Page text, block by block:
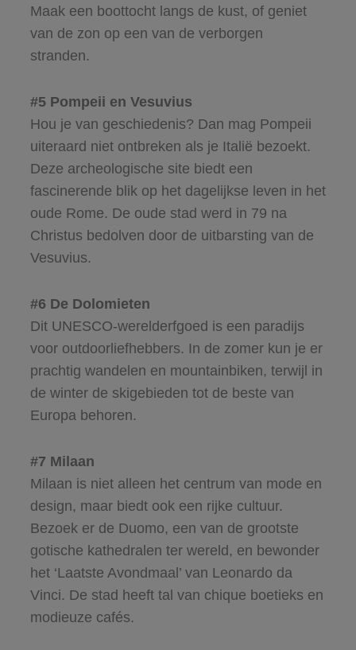
Maak een boottocht langs de kust, of geniet
van de zon op een van de verborgen
stranden.
#5 Pompeii en Vesuvius
Hou je van geschiedenis? Dan mag Pompeii
uiteraard niet ontbreken als je Italië bezoekt.
Deze archeologische site biedt een
fascinerende blik op het dagelijkse leven in het
oude Rome. De oude stad werd in 79 na
Christus bedolven door de uitbarsting van de
Vesuvius.
#6 De Dolomieten
Dit UNESCO-werelderfgoed is een paradijs
voor outdoorliefhebbers. In de zomer kun je er
prachtig wandelen en mountainbiken, terwijl in
de winter de skigebieden tot de beste van
Europa behoren.
#7 Milaan
Milaan is niet alleen het centrum van mode en
design, maar biedt ook een rijke cultuur.
Bezoek er de Duomo, een van de grootste
gotische kathedralen ter wereld, en bewonder
het ‘Laatste Avondmaal’ van Leonardo da
Vinci. De stad heeft tal van chique boetieks en
modieuze cafés.